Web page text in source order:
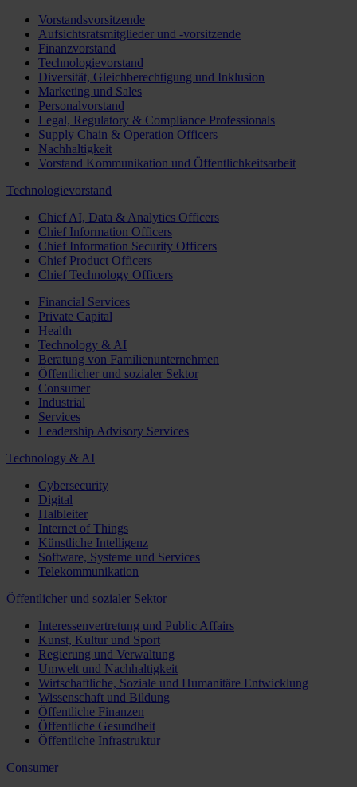
Vorstandsvorsitzende
Aufsichtsratsmitglieder und -vorsitzende
Finanzvorstand
Technologievorstand
Diversität, Gleichberechtigung und Inklusion
Marketing und Sales
Personalvorstand
Legal, Regulatory & Compliance Professionals
Supply Chain & Operation Officers
Nachhaltigkeit
Vorstand Kommunikation und Öffentlichkeitsarbeit
Technologievorstand
Chief AI, Data & Analytics Officers
Chief Information Officers
Chief Information Security Officers
Chief Product Officers
Chief Technology Officers
Financial Services
Private Capital
Health
Technology & AI
Beratung von Familienunternehmen
Öffentlicher und sozialer Sektor
Consumer
Industrial
Services
Leadership Advisory Services
Technology & AI
Cybersecurity
Digital
Halbleiter
Internet of Things
Künstliche Intelligenz
Software, Systeme und Services
Telekommunikation
Öffentlicher und sozialer Sektor
Interessenvertretung und Public Affairs
Kunst, Kultur und Sport
Regierung und Verwaltung
Umwelt und Nachhaltigkeit
Wirtschaftliche, Soziale und Humanitäre Entwicklung
Wissenschaft und Bildung
Öffentliche Finanzen
Öffentliche Gesundheit
Öffentliche Infrastruktur
Consumer